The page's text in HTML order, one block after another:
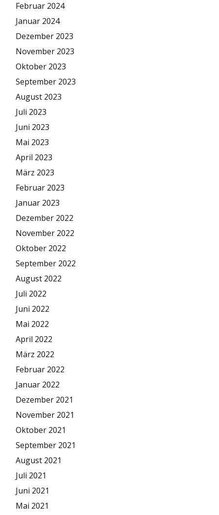
Februar 2024
Januar 2024
Dezember 2023
November 2023
Oktober 2023
September 2023
August 2023
Juli 2023
Juni 2023
Mai 2023
April 2023
März 2023
Februar 2023
Januar 2023
Dezember 2022
November 2022
Oktober 2022
September 2022
August 2022
Juli 2022
Juni 2022
Mai 2022
April 2022
März 2022
Februar 2022
Januar 2022
Dezember 2021
November 2021
Oktober 2021
September 2021
August 2021
Juli 2021
Juni 2021
Mai 2021